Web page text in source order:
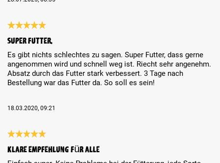
Super Futter.
Es gibt nichts schlechtes zu sagen. Super Futter, dass gerne
angenommen wird und schnell weg ist. Riecht sehr angenehm.
Absatz durch das Futter stark verbessert. 3 Tage nach
Bestellung war das Futter da. So soll es sein!
18.03.2020, 09:21
klare Empfehlung für Alle